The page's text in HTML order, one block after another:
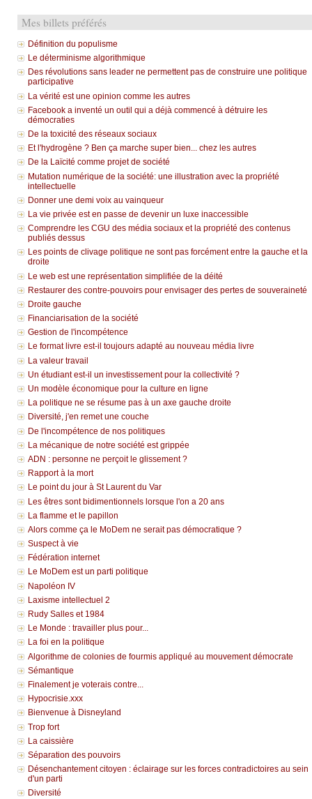
Mes billets préférés
Définition du populisme
Le déterminisme algorithmique
Des révolutions sans leader ne permettent pas de construire une politique
participative
La vérité est une opinion comme les autres
Facebook a inventé un outil qui a déjà commencé à détruire les
démocraties
De la toxicité des réseaux sociaux
Et l'hydrogène ? Ben ça marche super bien... chez les autres
De la Laïcité comme projet de société
Mutation numérique de la société: une illustration avec la propriété
intellectuelle
Donner une demi voix au vainqueur
La vie privée est en passe de devenir un luxe inaccessible
Comprendre les CGU des média sociaux et la propriété des contenus
publiés dessus
Les points de clivage politique ne sont pas forcément entre la gauche et la
droite
Le web est une représentation simplifiée de la déité
Restaurer des contre-pouvoirs pour envisager des pertes de souveraineté
Droite gauche
Financiarisation de la société
Gestion de l'incompétence
Le format livre est-il toujours adapté au nouveau média livre
La valeur travail
Un étudiant est-il un investissement pour la collectivité ?
Un modèle économique pour la culture en ligne
La politique ne se résume pas à un axe gauche droite
Diversité, j'en remet une couche
De l'incompétence de nos politiques
La mécanique de notre société est grippée
ADN : personne ne perçoit le glissement ?
Rapport à la mort
Le point du jour à St Laurent du Var
Les êtres sont bidimentionnels lorsque l'on a 20 ans
La flamme et le papillon
Alors comme ça le MoDem ne serait pas démocratique ?
Suspect à vie
Fédération internet
Le MoDem est un parti politique
Napoléon IV
Laxisme intellectuel 2
Rudy Salles et 1984
Le Monde : travailler plus pour...
La foi en la politique
Algorithme de colonies de fourmis appliqué au mouvement démocrate
Sémantique
Finalement je voterais contre...
Hypocrisie.xxx
Bienvenue à Disneyland
Trop fort
La caissière
Séparation des pouvoirs
Désenchantement citoyen : éclairage sur les forces contradictoires au sein
d'un parti
Diversité